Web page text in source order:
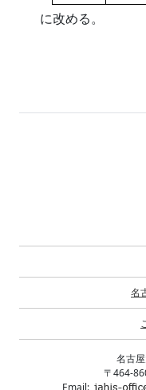
に改める。
名
名古
〒464-